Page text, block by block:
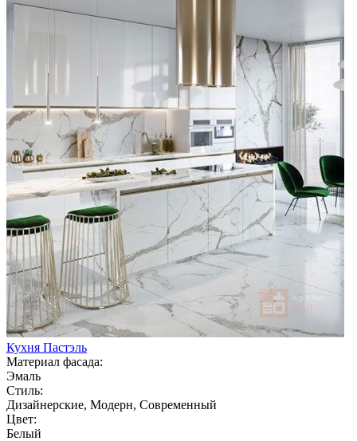
Кухня Пастэль
Материал фасада:
Эмаль
Стиль:
Дизайнерские, Модерн, Современный
Цвет:
Белый